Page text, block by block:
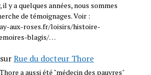
y a quelques années, nous sommes
de témoignages. Voir :
aux-roses.fr/loisirs/histoire-
blagis/…
Rue du docteur Thore
a aussi été "médecin des pauvres"